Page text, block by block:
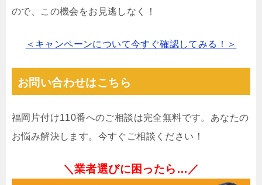
ので、この機会をお見逃しなく！
＜キャンペーンについて今すぐ確認してみる！＞
お問い合わせはこちら
福岡片付け110番へのご相談は完全無料です。あなたの
お悩み解決します。今すぐご相談ください！
＼業者選びに困ったら…／